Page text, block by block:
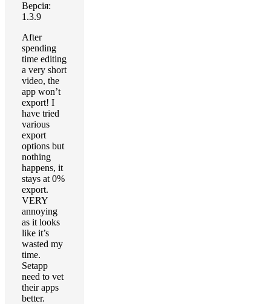
Версія:
1.3.9
After
spending
time editing
a very short
video, the
app won’t
export! I
have tried
various
export
options but
nothing
happens, it
stays at 0%
export.
VERY
annoying
as it looks
like it’s
wasted my
time.
Setapp
need to vet
their apps
better.